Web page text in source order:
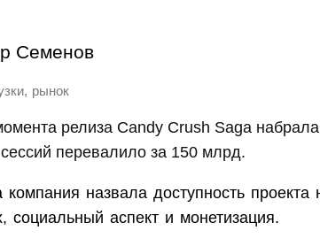
Семенов
, рынок
релиза Candy Crush Saga
перевалило за 150 млрд.
назвала доступность проекта
социальный аспект и монетизация.